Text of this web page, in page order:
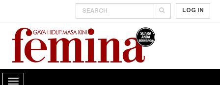
LOG IN